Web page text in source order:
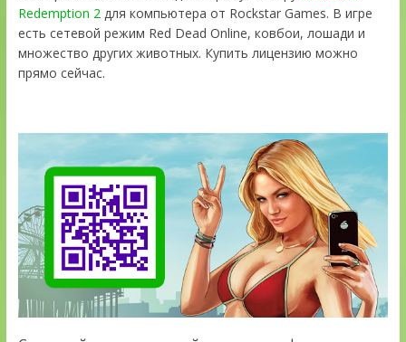
Redemption 2для компьютера от Rockstar Games. В игре
есть сетевой режим Red Dead Online, ковбои, лошади и
множество других животных. Купить лицензию можно
прямо сейчас.